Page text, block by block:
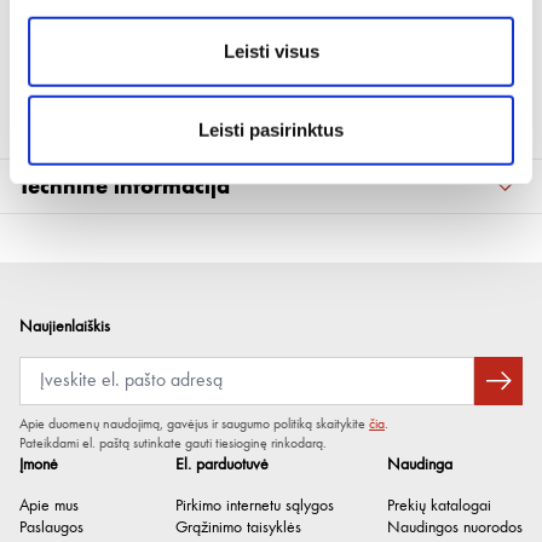
Leisti visus
Leisti pasirinktus
• Mažiausias / didžiausias šviesos srautas: 100 / 280 lm
• Atsparumas smūgiams: IK07
Techninė informacija
Mažiausias / didžiausias šviesos
Trumpiausia / ilgiausia
apšvietimo trukmė
Įkrovimo trukmė 2,5 val.
Vardinė įtampa 5 V
Įmonė
Apie mus
Paslaugos
El. parduotuvė
Pirkimo internetu sąlygos
Grąžinimo taisyklės
Naudinga
Prekių katalogai
Naudingos nuorodos
Naujienlaiškis
Apie duomenų naudojimą, gavėjus ir saugumo politiką skaitykite čia.
Pateikdami el. paštą sutinkate gauti tiesioginę rinkodarą.